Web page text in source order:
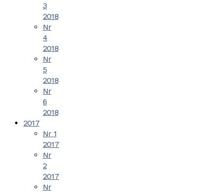
3
2018
Nr
4
2018
Nr
5
2018
Nr
6
2018
2017
Nr 1
2017
Nr
2
2017
Nr